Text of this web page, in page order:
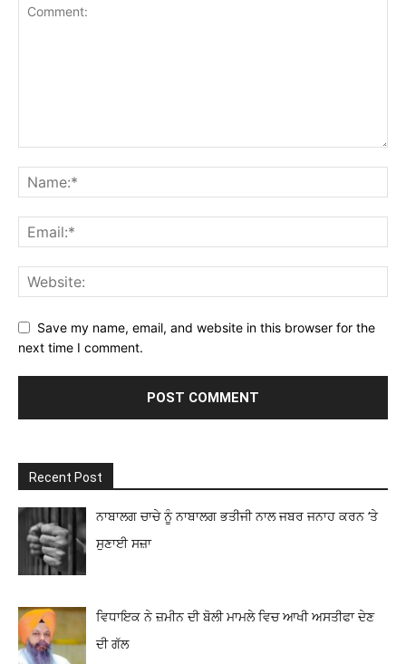
Save my name, email, and website in this browser for the
next time I comment.
Recent Post
ਨਾਬਾਲਗ ਚਾਚੇ ਨੂੰ ਨਾਬਾਲਗ ਭਤੀਜੀ ਨਾਲ ਜਬਰ ਜਨਾਹ ਕਰਨ ‘ਤੇ
ਸੁਣਾਈ ਸਜ਼ਾ
ਵਿਧਾਇਕ ਨੇ ਜ਼ਮੀਨ ਦੀ ਬੋਲੀ ਮਾਮਲੇ ਵਿਚ ਆਖੀ ਅਸਤੀਫਾ ਦੇਣ
ਦੀ ਗੱਲ